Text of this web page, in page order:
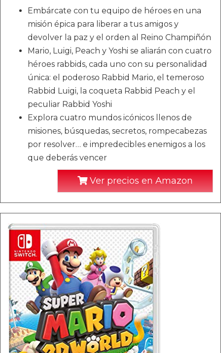
Embárcate con tu equipo de héroes en una
misión épica para liberar a tus amigos y
devolver la paz y el orden al Reino Champiñón
Mario, Luigi, Peach y Yoshi se aliarán con cuatro
héroes rabbids, cada uno con su personalidad
única: el poderoso Rabbid Mario, el temeroso
Rabbid Luigi, la coqueta Rabbid Peach y el
peculiar Rabbid Yoshi
Explora cuatro mundos icónicos llenos de
misiones, búsquedas, secretos, rompecabezas
por resolver… e impredecibles enemigos a los
que deberás vencer
Ver precios en Amazon